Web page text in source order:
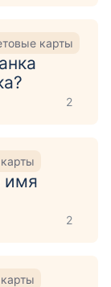
карты
2
имя
2